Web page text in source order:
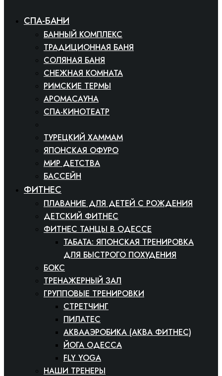
СПА-БАНИ
БАННЫЙ КОМПЛЕКС
ТРАДИЦИОННАЯ БАНЯ
СОЛЯНАЯ БАНЯ
СНЕЖНАЯ КОМНАТА
РИМСКИЕ ТЕРМЫ
АРОМАСАУНА
СПА-КИНОТЕАТР
ТУРЕЦКИЙ ХАММАМ
ЯПОНСКАЯ ОФУРО
МИР ДЕТСТВА
БАССЕЙН
ФИТНЕС
ПЛАВАНИЕ ДЛЯ ДЕТЕЙ С РОЖДЕНИЯ
ДЕТСКИЙ ФИТНЕС
ФИТНЕС ТАНЦЫ В ОДЕССЕ
ТАБАТА: ЯПОНСКАЯ ТРЕНИРОВКА
ДЛЯ БЫСТРОГО ПОХУДЕНИЯ
БОКС
ТРЕНАЖЕРНЫЙ ЗАЛ
ГРУППОВЫЕ ТРЕНИРОВКИ
СТРЕТЧИНГ
ПИЛАТЕС
АКВААЭРОБИКА (АКВА ФИТНЕС)
ЙОГА ОДЕССА
FLY YOGA
НАШИ ТРЕНЕРЫ